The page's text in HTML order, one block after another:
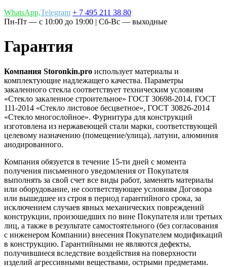
WhatsApp,Telegram + 7 495 211 38 80
Пн-Пт — с 10:00 до 19:00 | Сб-Вс — выходные
Гарантия
Компания Storonkin.pro использует материалы и
комплектующие надлежащего качества. Параметры
закаленного стекла соответствует техническим условиям
«Стекло закаленное строительное» ГОСТ 30698-2014, ГОСТ
111-2014 «Стекло листовое бесцветное», ГОСТ 30826-2014
«Стекло многослойное». Фурнитура для конструкций
изготовлена из нержавеющей стали марки, соответствующей
целевому назначению (помещение/улица), латуни, алюминия
анодированного.
Компания обязуется в течение 15-ти дней с момента
получения письменного уведомления от Покупателя
выполнять за свой счет все виды работ, заменять материалы
или оборудование, не соответствующее условиям Договора
или вышедшее из строя в период гарантийного срока, за
исключением случаев явных механических повреждений
конструкции, произошедших по вине Покупателя или третьих
лиц, а также в результате самостоятельного (без согласования
с инженером Компании) внесения Покупателем модификаций
в конструкцию. Гарантийными не являются дефекты,
получившиеся вследствие воздействия на поверхности
изделий агрессивными веществами, острыми предметами.